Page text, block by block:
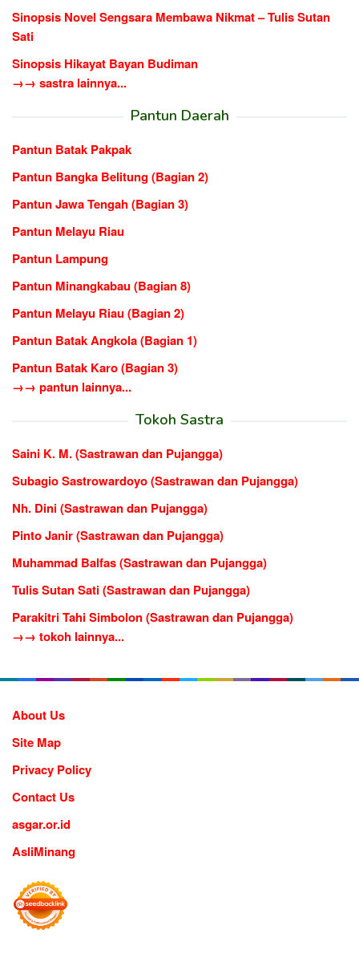
Sinopsis Novel Sengsara Membawa Nikmat – Tulis Sutan
Sati
Sinopsis Hikayat Bayan Budiman
→→ sastra lainnya...
Pantun Daerah
Pantun Batak Pakpak
Pantun Bangka Belitung (Bagian 2)
Pantun Jawa Tengah (Bagian 3)
Pantun Melayu Riau
Pantun Lampung
Pantun Minangkabau (Bagian 8)
Pantun Melayu Riau (Bagian 2)
Pantun Batak Angkola (Bagian 1)
Pantun Batak Karo (Bagian 3)
→→ pantun lainnya...
Tokoh Sastra
Saini K. M. (Sastrawan dan Pujangga)
Subagio Sastrowardoyo (Sastrawan dan Pujangga)
Nh. Dini (Sastrawan dan Pujangga)
Pinto Janir (Sastrawan dan Pujangga)
Muhammad Balfas (Sastrawan dan Pujangga)
Tulis Sutan Sati (Sastrawan dan Pujangga)
Parakitri Tahi Simbolon (Sastrawan dan Pujangga)
→→ tokoh lainnya...
About Us
Site Map
Privacy Policy
Contact Us
asgar.or.id
AsliMinang